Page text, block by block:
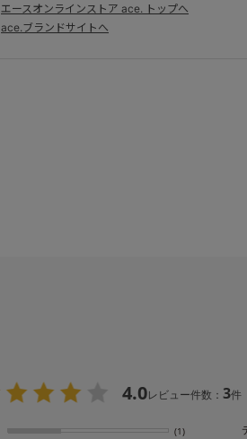
エースオンラインストア ace. トップへ
ace.ブランドサイトへ
4.0レビュー件数： 3件
(1)